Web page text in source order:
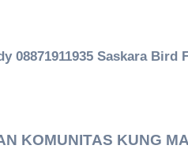
08871911935 Saskara Bird
KOMUNITAS KUNG